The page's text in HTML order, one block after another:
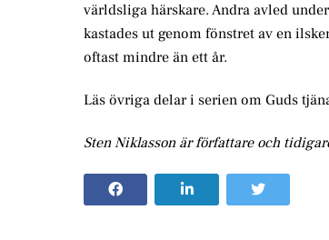
världsliga härskare. Andra avled
kastades ut genom fönstret av en
oftast mindre än ett år.
Läs övriga delar i serien om Guds
Sten Niklasson är författare och